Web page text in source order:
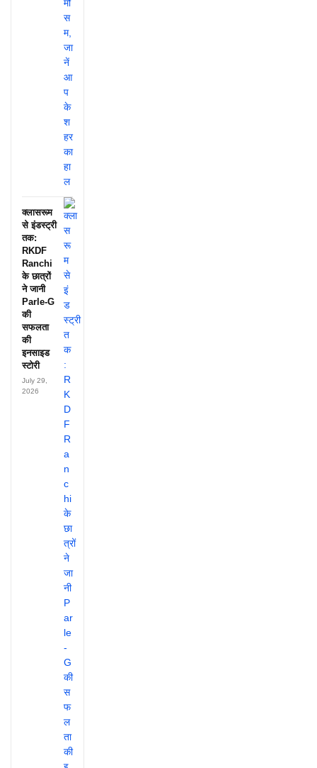
क्लासरूम
से इंडस्ट्री
तक:
RKDF
Ranchi
के छात्रों
ने जानी
Parle-G
की
सफलता
की
इनसाइड
स्टोरी
July 29,
2026